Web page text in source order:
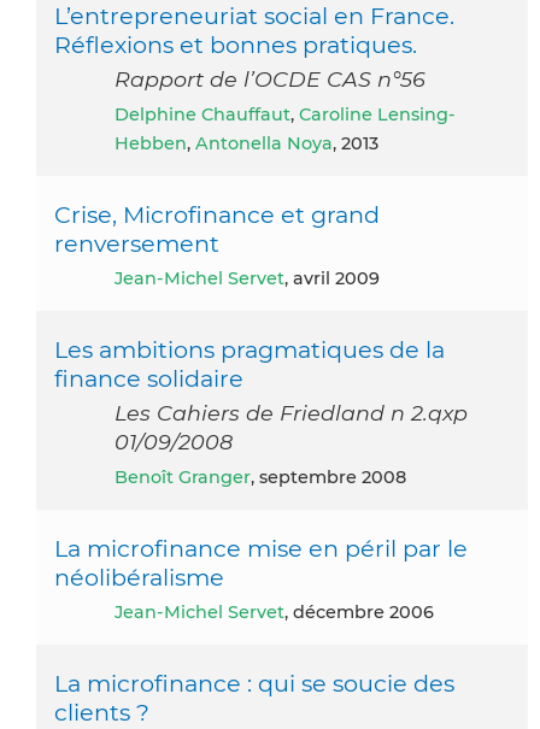
L’entrepreneuriat social en France.
Réflexions et bonnes pratiques.
Rapport de l’OCDE CAS n°56
Delphine Chauffaut, Caroline Lensing-
Hebben, Antonella Noya, 2013
Crise, Microfinance et grand
renversement
Jean-Michel Servet, avril 2009
Les ambitions pragmatiques de la
finance solidaire
Les Cahiers de Friedland n 2.qxp
01/09/2008
Benoît Granger, septembre 2008
La microfinance mise en péril par le
néolibéralisme
Jean-Michel Servet, décembre 2006
La microfinance : qui se soucie des
clients ?